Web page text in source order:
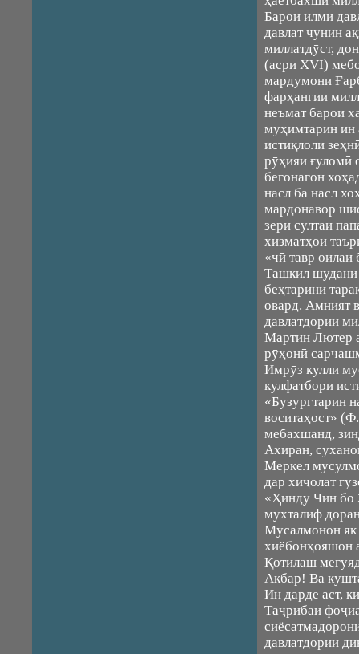
Барои илми
давлат чунин
миллатдӯст,
(асри XVI)
мардумони
фарҳангии
неъмат барои
муҳимтарин ин
истиқлоли
рӯҳияи ғуломӣ
бегонагон
насл ба насл
мардонавор
зери султаи
хизматҳои
«чӣ тавр оилаи
Ташкил шудани
беҳтарини
овард. Амният
давлатдории
Мартин Лютер
рӯҳонӣ
Имрӯз кулли
кулфатбори
«Бузургтарин
воситаҳост»
мебахшанд,
Ахиран,
Меркел
дар хиҷолат
«Ҳинду Чин бо
мухталиф
Мусалмонон як
хиёбонҳояшон
Қотилаш
Акбар! Ва
Ин дарде аст,
Таҷрибаи
давлатдории